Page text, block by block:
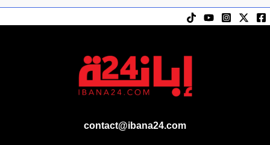
contact@ibana24.com